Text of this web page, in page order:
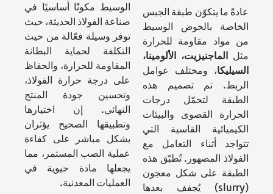
عادةً ما يتكوّن طبقة الجبس
الخاصة بالحوض الوسيط
من مواد مقاومة للحرارة
مثل الماجنيزيت، الألومينا،
السيليكا، ومختلف عوامل
الربط. تم تصميم هذه
الطبقة لتحمّل درجات
الحرارة القصوى والبيئات
الكيميائية القاسية التي
تتواجد أثناء التعامل مع
الفولاذ المصهور. تُطبّق هذه
الطبقة على شكل معجون
(slurry) يُجفف بعدها
الوسيط مكونًا أساسيًا في
صناعة الفولاذ الحديثة، حيث
توفر وسيلة فعّالة من حيث
التكلفة لحماية البطانة
المقاومة للحرارة، والحفاظ
على درجة حرارة الفولاذ،
وتحسين جودة المنتج
النهائي. إن اختيارها
وتطبيقها الصحيح يؤثران
بشكل مباشر على كفاءة
عملية الصب المستمر، مما
يجعلها مادة حيوية في
العمليات المعدنية.